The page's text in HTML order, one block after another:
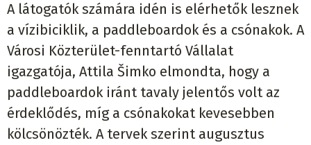
A látogatók számára idén is elérhetők lesznek
a vízibiciklik, a paddleboardok és a csónakok. A
Városi Közterület-fenntartó Vállalat
igazgatója, Attila Šimko elmondta, hogy a
paddleboardok iránt tavaly jelentős volt az
érdeklődés, míg a csónakokat kevesebben
kölcsönözték. A tervek szerint augusztus